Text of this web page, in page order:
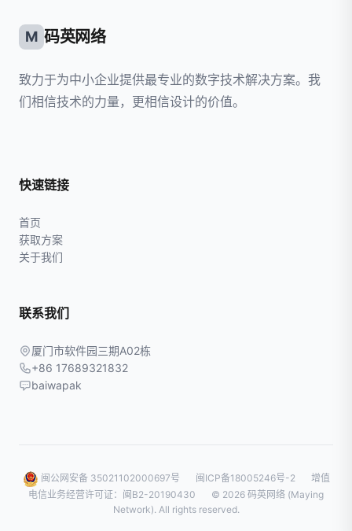
M 码英网络
致力于为中小企业提供最专业的数字技术解决方案。我
们相信技术的力量，更相信设计的价值。
快速链接
首页
获取方案
关于我们
联系我们
厦门市软件园三期A02栋
+86 17689321832
baiwapak
闽公网安备 35021102000697号 闽ICP备18005246号-2
增值
电信业务经营许可证：闽B2-20190430
© 2026 码英网络 (Maying
Network). All rights reserved.